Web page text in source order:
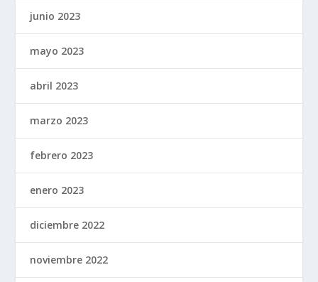
junio 2023
mayo 2023
abril 2023
marzo 2023
febrero 2023
enero 2023
diciembre 2022
noviembre 2022